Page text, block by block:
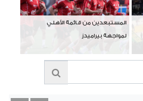
المستبعدين من قائمة الأهلي
لمواجهة بيراميدز